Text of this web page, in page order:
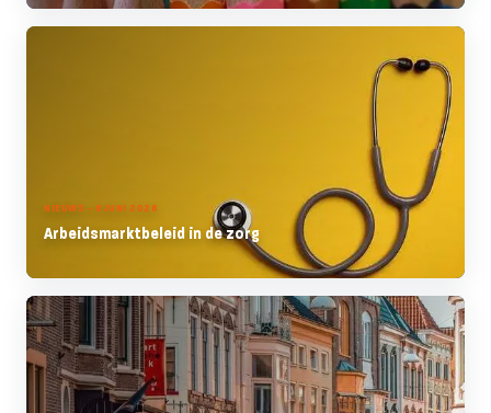
NIEUWS - 8 JUNI 2026
Arbeidsmarktbeleid in de zorg